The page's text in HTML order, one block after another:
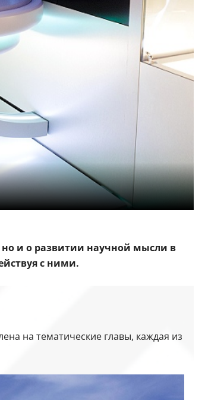
и о развитии научной мысли в
с ними.
на тематические главы, каждая из